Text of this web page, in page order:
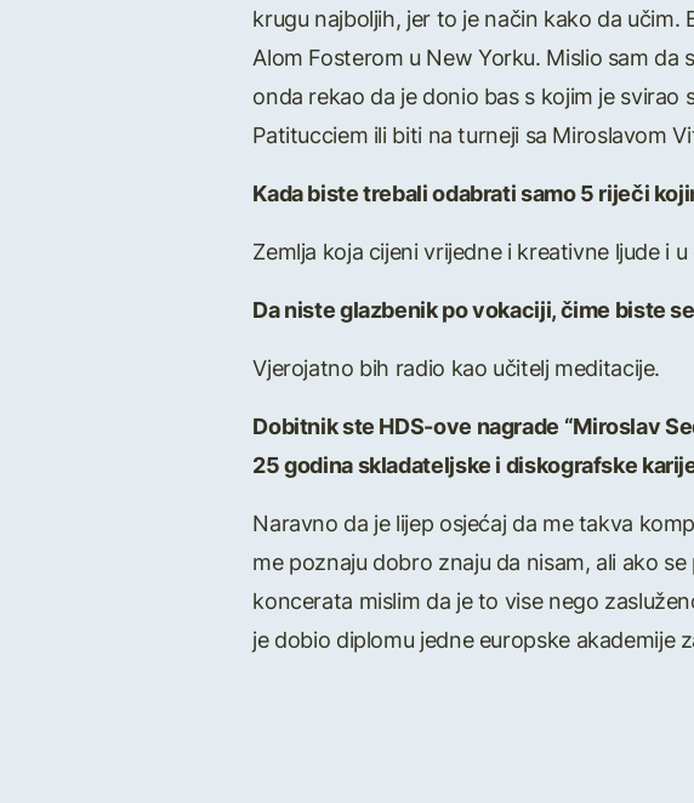
krugu najboljih, jer to je način kako da
Alom Fosterom u New Yorku. Mislio sam da
onda rekao da je donio bas s kojim je
Patitucciem ili biti na turneji sa Miroslavom
Kada biste trebali odabrati samo 5 riječi
Zemlja koja cijeni vrijedne i kreativne ljude i
Da niste glazbenik po vokaciji, čime biste
Vjerojatno bih radio kao učitelj meditacije.
Dobitnik ste HDS-ove nagrade “Miroslav
25 godina skladateljske i diskografske
Naravno da je lijep osjećaj da me takva
me poznaju dobro znaju da nisam, ali ako
koncerata mislim da je to vise nego
je dobio diplomu jedne europske akademije